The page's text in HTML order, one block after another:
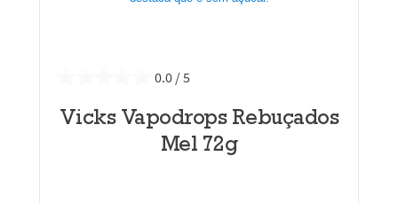
0.0
Vicks Vapodrops Rebuçados
Mel 72g